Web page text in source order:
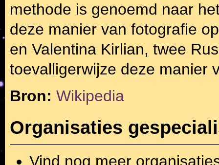
methode is genoemd naar
deze manier van fotografie
en Valentina Kirlian, twee
toevalligerwijze deze manier
Bron: Wikipedia
Organisaties
Vind nog meer